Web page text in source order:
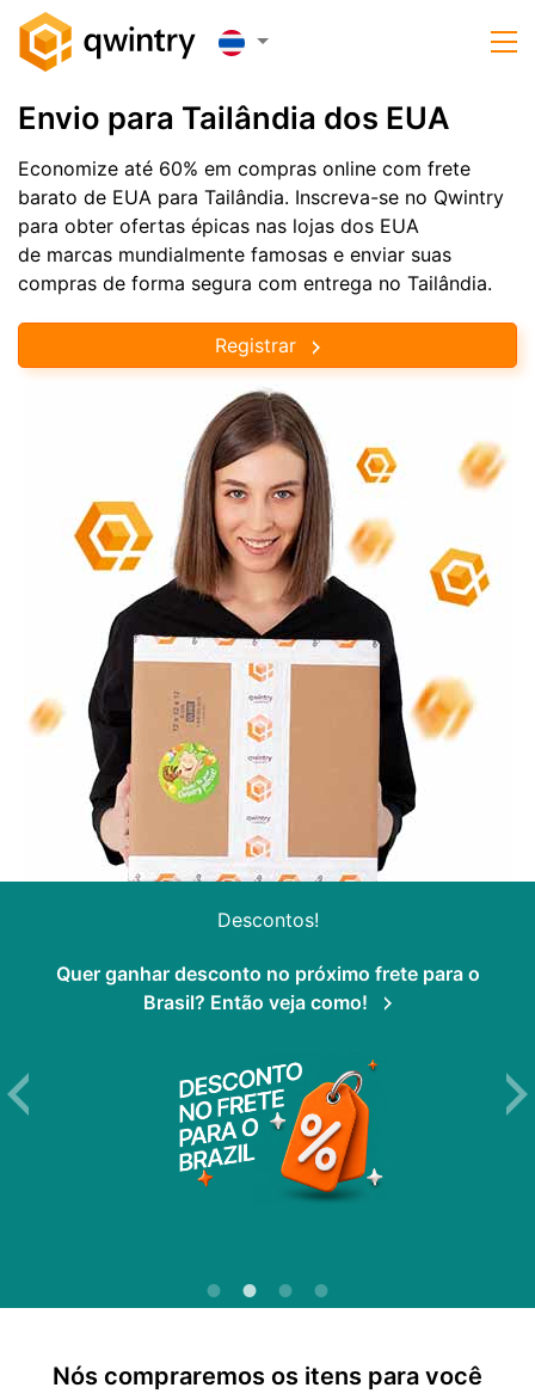
Envio para Tailândia dos EUA
Economize até 60% em compras online com frete
barato de EUA para Tailândia. Inscreva-se no Qwintry
para obter ofertas épicas nas lojas dos EUA
de marcas mundialmente famosas e enviar suas
compras de forma segura com entrega no Tailândia.
Registrar
Descontos!
Quer ganhar desconto no próximo frete para o
Brasil? Então veja como!
Nós compraremos os itens para você